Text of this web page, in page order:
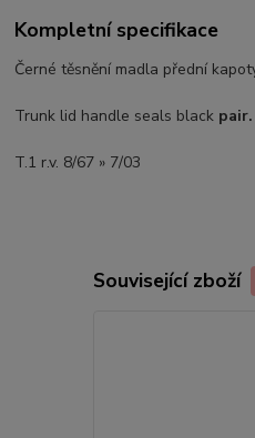
Kompletní specifikace
Černé těsnění madla přední
Trunk lid handle seals black pair.
T.1 r.v. 8/67 » 7/03
Související zboží